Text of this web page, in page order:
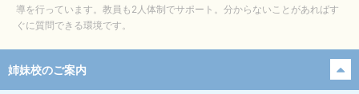
導を行っています。教員も2人体制でサポート。分からないことがあればす
ぐに質問できる環境です。
姉妹校のご案内